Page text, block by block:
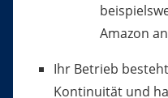
Amazon
Ihr Betrieb
Kontinuität und